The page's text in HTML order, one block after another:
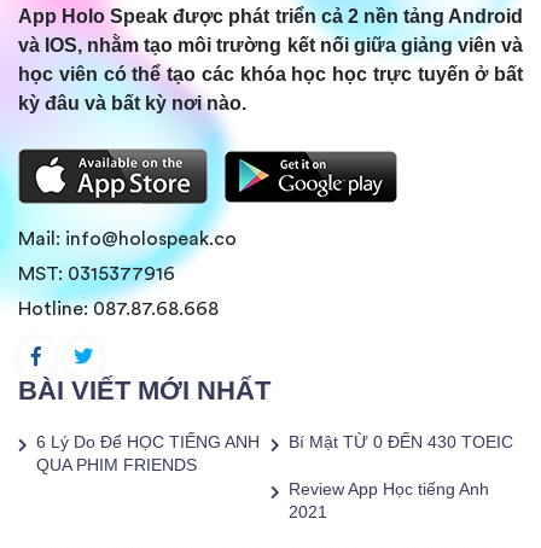
App Holo Speak được phát triển cả 2 nền tảng Android
và IOS, nhằm tạo môi trường kết nối giữa giảng viên và
học viên có thể tạo các khóa học học trực tuyến ở bất
kỳ đâu và bất kỳ nơi nào.
Mail: info@holospeak.co
MST: 0315377916
Hotline:087.87.68.668
BÀI VIẾT MỚI NHẤT
6 Lý Do Để HỌC TIẾNG ANH
QUA PHIM FRIENDS
Bí Mật TỪ 0 ĐẾN 430 TOEIC
Review App Học tiếng Anh
2021